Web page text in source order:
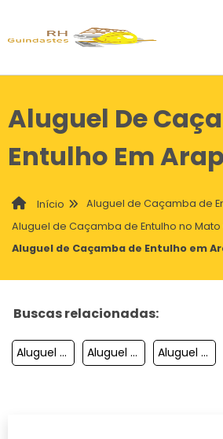
Aluguel De
Entulho Em
Início
Aluguel de Caçamba de
Aluguel de Caçamba de Entulho no Mato
Aluguel de Caçamba de Entulho em
Buscas relacionadas:
Aluguel De Cacamba De Entulho Em Sorriso Aluguel De Cacamba De Entulho Em Varzea Grande Aluguel De Cacamba De Entulho Em Campo Novo Do Parecis